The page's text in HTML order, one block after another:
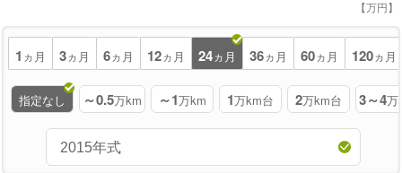
【万円】
1 ヵ月 3ヵ月 6ヵ月 12ヵ月 24ヵ月 36ヵ月 60ヵ月 120ヵ月
指定なし ～0.5万km ～1万km 1万km台 2万km台 3～4万